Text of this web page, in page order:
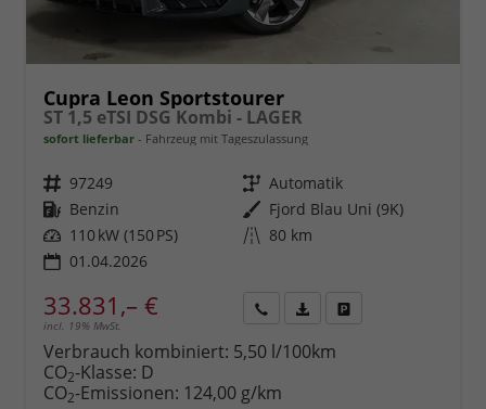
Cupra Leon Sportstourer
ST 1,5 eTSI DSG Kombi - LAGER
sofort lieferbar Fahrzeug mit Tageszulassung
Fahrzeugnr. 97249 Getriebe Automatik
Kraftstoff Benzin Außenfarbe Fjord Blau Uni (9K)
Leistung 110 kW (150 PS) Kilometerstand 80 km
01.04.2026
33.831,– €
incl. 19% MwSt.
anfordern
Datei,
Verbrauch kombiniert: 5,50 l/100km
CO2-Klasse: D
CO2-Emissionen: 124,00 g/km